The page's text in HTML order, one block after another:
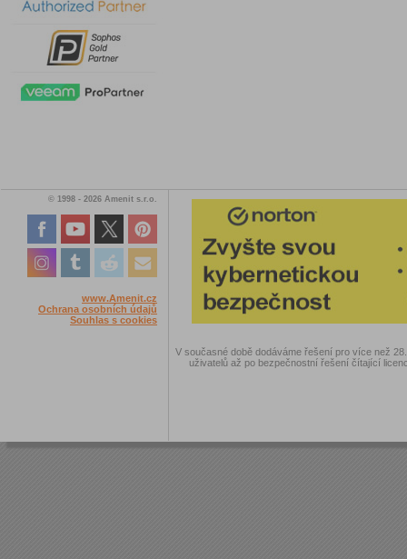
© 1998 - 2026 Amenit s.r.o.
www.Amenit.cz
Ochrana osobních údajů
Souhlas s cookies
V současné době dodáváme řešení pro více než
uživatelů až po bezpečnostní řešení čítající